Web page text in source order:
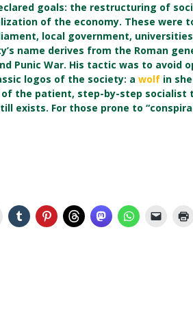
goals: the restructuring of
of the economy. These were
local government,
name derives from the Roman
Punic War. His tactic was to
logos of the society: a wolf in
of the patient, step-by-step
exists. For those prone to
Instagram